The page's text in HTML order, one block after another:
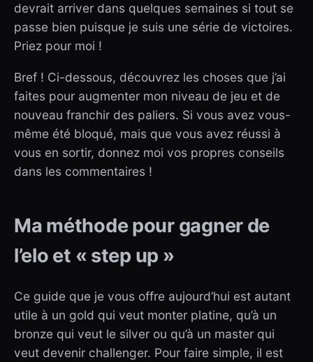
devrait arriver dans quelques semaines si tout se
passe bien puisque je suis une série de victoires.
Priez pour moi !
Bref ! Ci-dessous, découvrez les choses que j’ai
faites pour augmenter mon niveau de jeu et de
nouveau franchir des paliers. Si vous avez vous-
même été bloqué, mais que vous avez réussi à
vous en sortir, donnez moi vos propres conseils
dans les commentaires !
Ma méthode pour gagner de
l’elo et « step up »
Ce guide que je vous offre aujourd’hui est autant
utile à un gold qui veut monter platine, qu’à un
bronze qui veut le silver ou qu’à un master qui
veut devenir challenger. Pour faire simple, il est